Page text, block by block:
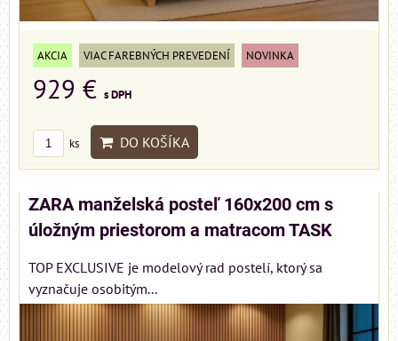
AKCIA VIAC FAREBNÝCH PREVEDENÍ NOVINKA
929 € s DPH
ks DO KOŠÍKA
ZARA manželská posteľ 160x200 cm s
úložným priestorom a matracom TASK
TOP EXCLUSIVE je modelový rad postelí, ktorý sa
vyznačuje osobitým...